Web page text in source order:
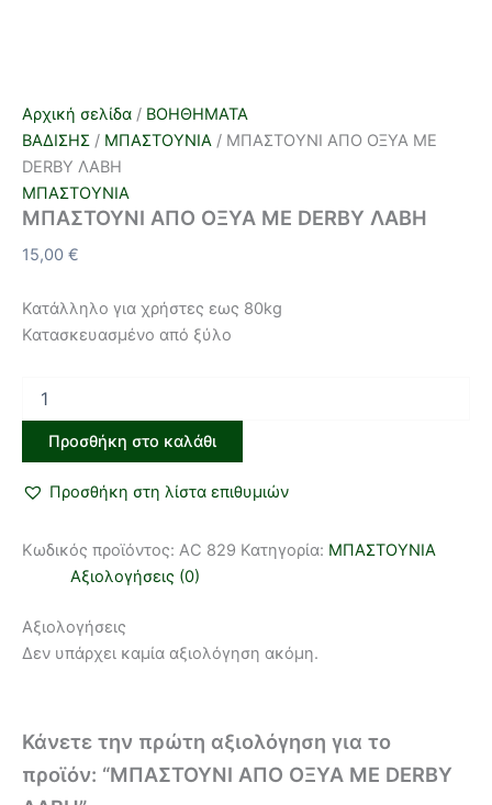
Αρχική σελίδα / ΒΟΗΘΗΜΑΤΑ
ΒΑΔΙΣΗΣ / ΜΠΑΣΤΟΥΝΙΑ / ΜΠΑΣΤΟΥΝΙ ΑΠΟ ΟΞΥΑ ΜΕ
DERBY ΛΑΒΗ
ΜΠΑΣΤΟΥΝΙΑ
ΜΠΑΣΤΟΥΝΙ ΑΠΟ ΟΞΥΑ ΜΕ DERBY ΛΑΒΗ
15,00 €
Κατάλληλο για χρήστες εως 80kg
Κατασκευασμένο από ξύλο
Προσθήκη στο καλάθι
Προσθήκη στη λίστα επιθυμιών
Κωδικός προϊόντος: AC 829 Κατηγορία: ΜΠΑΣΤΟΥΝΙΑ
Αξιολογήσεις (0)
Αξιολογήσεις
Δεν υπάρχει καμία αξιολόγηση ακόμη.
Κάνετε την πρώτη αξιολόγηση για το
προϊόν: “ΜΠΑΣΤΟΥΝΙ ΑΠΟ ΟΞΥΑ ΜΕ DERBY